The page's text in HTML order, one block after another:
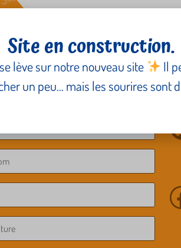
Krotoszyner
Site en construction.
lève sur notre nouveau site
Il
un peu… mais les sourires sont